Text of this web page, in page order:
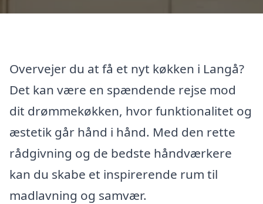
Overvejer du at få et nyt køkken i Langå?
Det kan være en spændende rejse mod
dit drømmekøkken, hvor funktionalitet og
æstetik går hånd i hånd. Med den rette
rådgivning og de bedste håndværkere
kan du skabe et inspirerende rum til
madlavning og samvær.